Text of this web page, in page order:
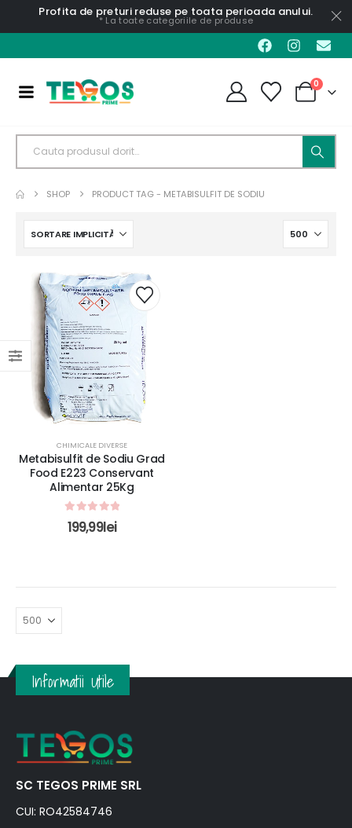
Profita de preturi reduse pe toata perioada anului.
* La toate categoriile de produse
0
SHOP PRODUCT TAG - METABISULFIT DE SODIU
CHIMICALE DIVERSE
Metabisulfit de Sodiu Grad
Food E223 Conservant
Alimentar 25Kg
0out of 5
199,99lei
Informatii Utile
SC TEGOS PRIME SRL
CUI: RO42584746